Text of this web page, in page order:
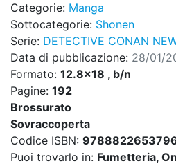
Categorie: Manga
Sottocategorie: Shonen
Serie: DETECTIVE CONAN
Data di pubblicazione: 28/01/
Formato: 12.8x18 , b/n
Pagine: 192
Brossurato
Sovraccoperta
Codice ISBN:
Puoi trovarlo in: Fumetteria,